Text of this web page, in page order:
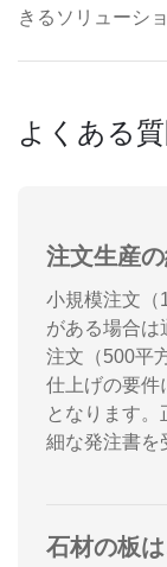
きるソリューシ
よくある
注文生産
小規模注文（
がある場合は
注文（500平
仕上げの要件
となります
細な発注書を
石材の板